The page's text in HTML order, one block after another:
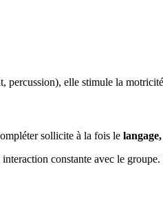
percussion), elle stimule la
sollicite à la fois le
constante avec le groupe.